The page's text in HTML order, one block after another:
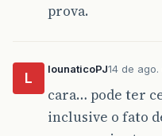
prova.
L
lounaticoPJ14 de
cara… pode ter
inclusive o fato